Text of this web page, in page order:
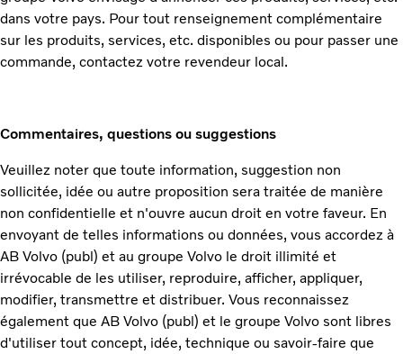
dans votre pays. Pour tout renseignement complémentaire
sur les produits, services, etc. disponibles ou pour passer une
commande, contactez votre revendeur local.
Commentaires, questions ou suggestions
Veuillez noter que toute information, suggestion non
sollicitée, idée ou autre proposition sera traitée de manière
non confidentielle et n'ouvre aucun droit en votre faveur. En
envoyant de telles informations ou données, vous accordez à
AB Volvo (publ) et au groupe Volvo le droit illimité et
irrévocable de les utiliser, reproduire, afficher, appliquer,
modifier, transmettre et distribuer. Vous reconnaissez
également que AB Volvo (publ) et le groupe Volvo sont libres
d'utiliser tout concept, idée, technique ou savoir-faire que